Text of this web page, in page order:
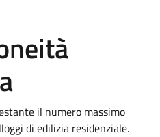
il numero massimo
di edilizia residenziale.